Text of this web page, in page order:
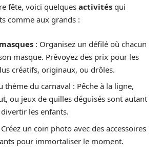
fête, voici quelques activités qui
comme aux grands :
: Organisez un défilé où chacun
masque. Prévoyez des prix pour les
créatifs, originaux, ou drôles.
thème du carnaval : Pêche à la ligne,
ou jeux de quilles déguisés sont autant
les enfants.
Créez un coin photo avec des accessoires
pour immortaliser le moment.